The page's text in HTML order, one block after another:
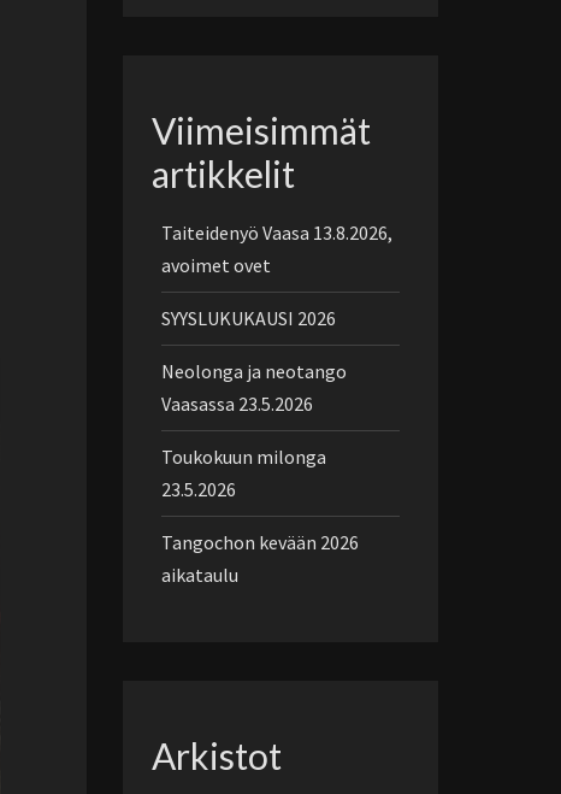
Viimeisimmät
artikkelit
Taiteidenyö Vaasa 13.8.2026,
avoimet ovet
SYYSLUKUKAUSI 2026
Neolonga ja neotango
Vaasassa 23.5.2026
Toukokuun milonga
23.5.2026
Tangochon kevään 2026
aikataulu
Arkistot